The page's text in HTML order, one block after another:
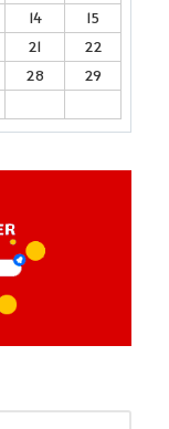
14
15
21
22
28
29